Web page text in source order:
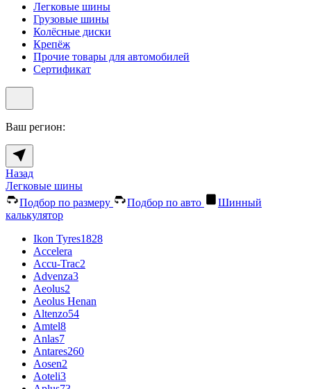
Легковые шины
Грузовые шины
Колёсные диски
Крепёж
Прочие товары для автомобилей
Сертификат
Ваш регион:
Назад
Легковые шины
Подбор по размеру
Подбор по авто
Шинный
калькулятор
Ikon Tyres1828
Accelera
Accu-Trac2
Advenza3
Aeolus2
Aeolus Henan
Altenzo54
Amtel8
Anlas7
Antares260
Aosen2
Aoteli3